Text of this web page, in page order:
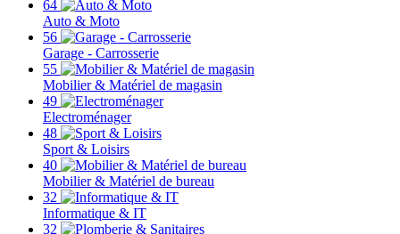
64
Auto & Moto
56
Garage - Carrosserie
55
Mobilier & Matériel de magasin
49
Electroménager
48
Sport & Loisirs
40
Mobilier & Matériel de bureau
32
Informatique & IT
32